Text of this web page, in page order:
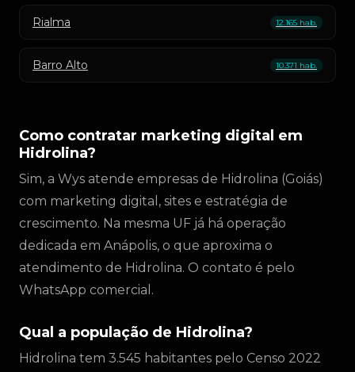
Rialma 12.165 hab.
Barro Alto 10.371 hab.
Como contratar marketing digital em
Hidrolina?
Sim, a Wys atende empresas de Hidrolina (Goiás)
com marketing digital, sites e estratégia de
crescimento. Na mesma UF já há operação
dedicada em Anápolis, o que aproxima o
atendimento de Hidrolina. O contato é pelo
WhatsApp comercial.
Qual a população de Hidrolina?
Hidrolina tem 3.545 habitantes pelo Censo 2022